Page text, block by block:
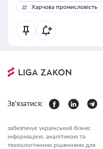
Харчова промисловість
Зв'язатися:
забезпечує український бізнес
інформацією, аналітикою та
технологічними рішеннями для